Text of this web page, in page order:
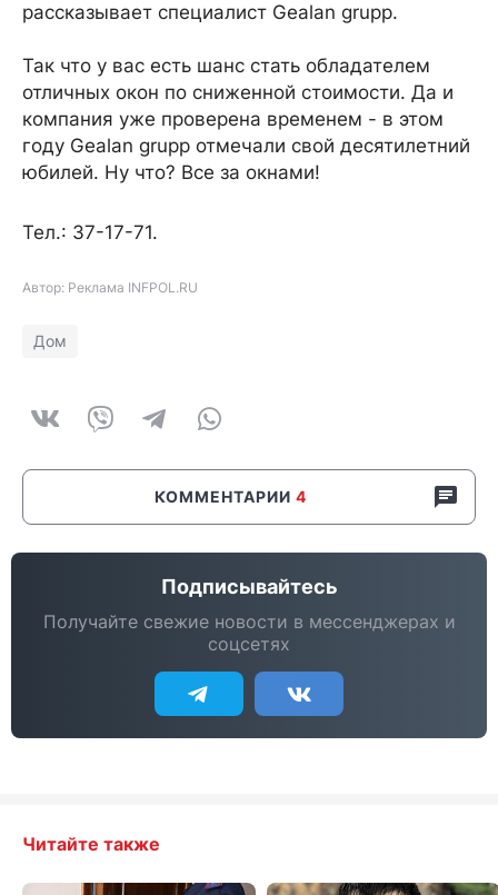
рассказывает специалист Gealan grupp.
Так что у вас есть шанс стать обладателем
отличных окон по сниженной стоимости. Да и
компания уже проверена временем - в этом
году Gealan grupp отмечали свой десятилетний
юбилей. Ну что? Все за окнами!
Тел.: 37-17-71.
Автор: Реклама INFPOL.RU
Дом
КОММЕНТАРИИ 4
Подписывайтесь
Получайте свежие новости в мессенджерах и
соцсетях
Читайте также